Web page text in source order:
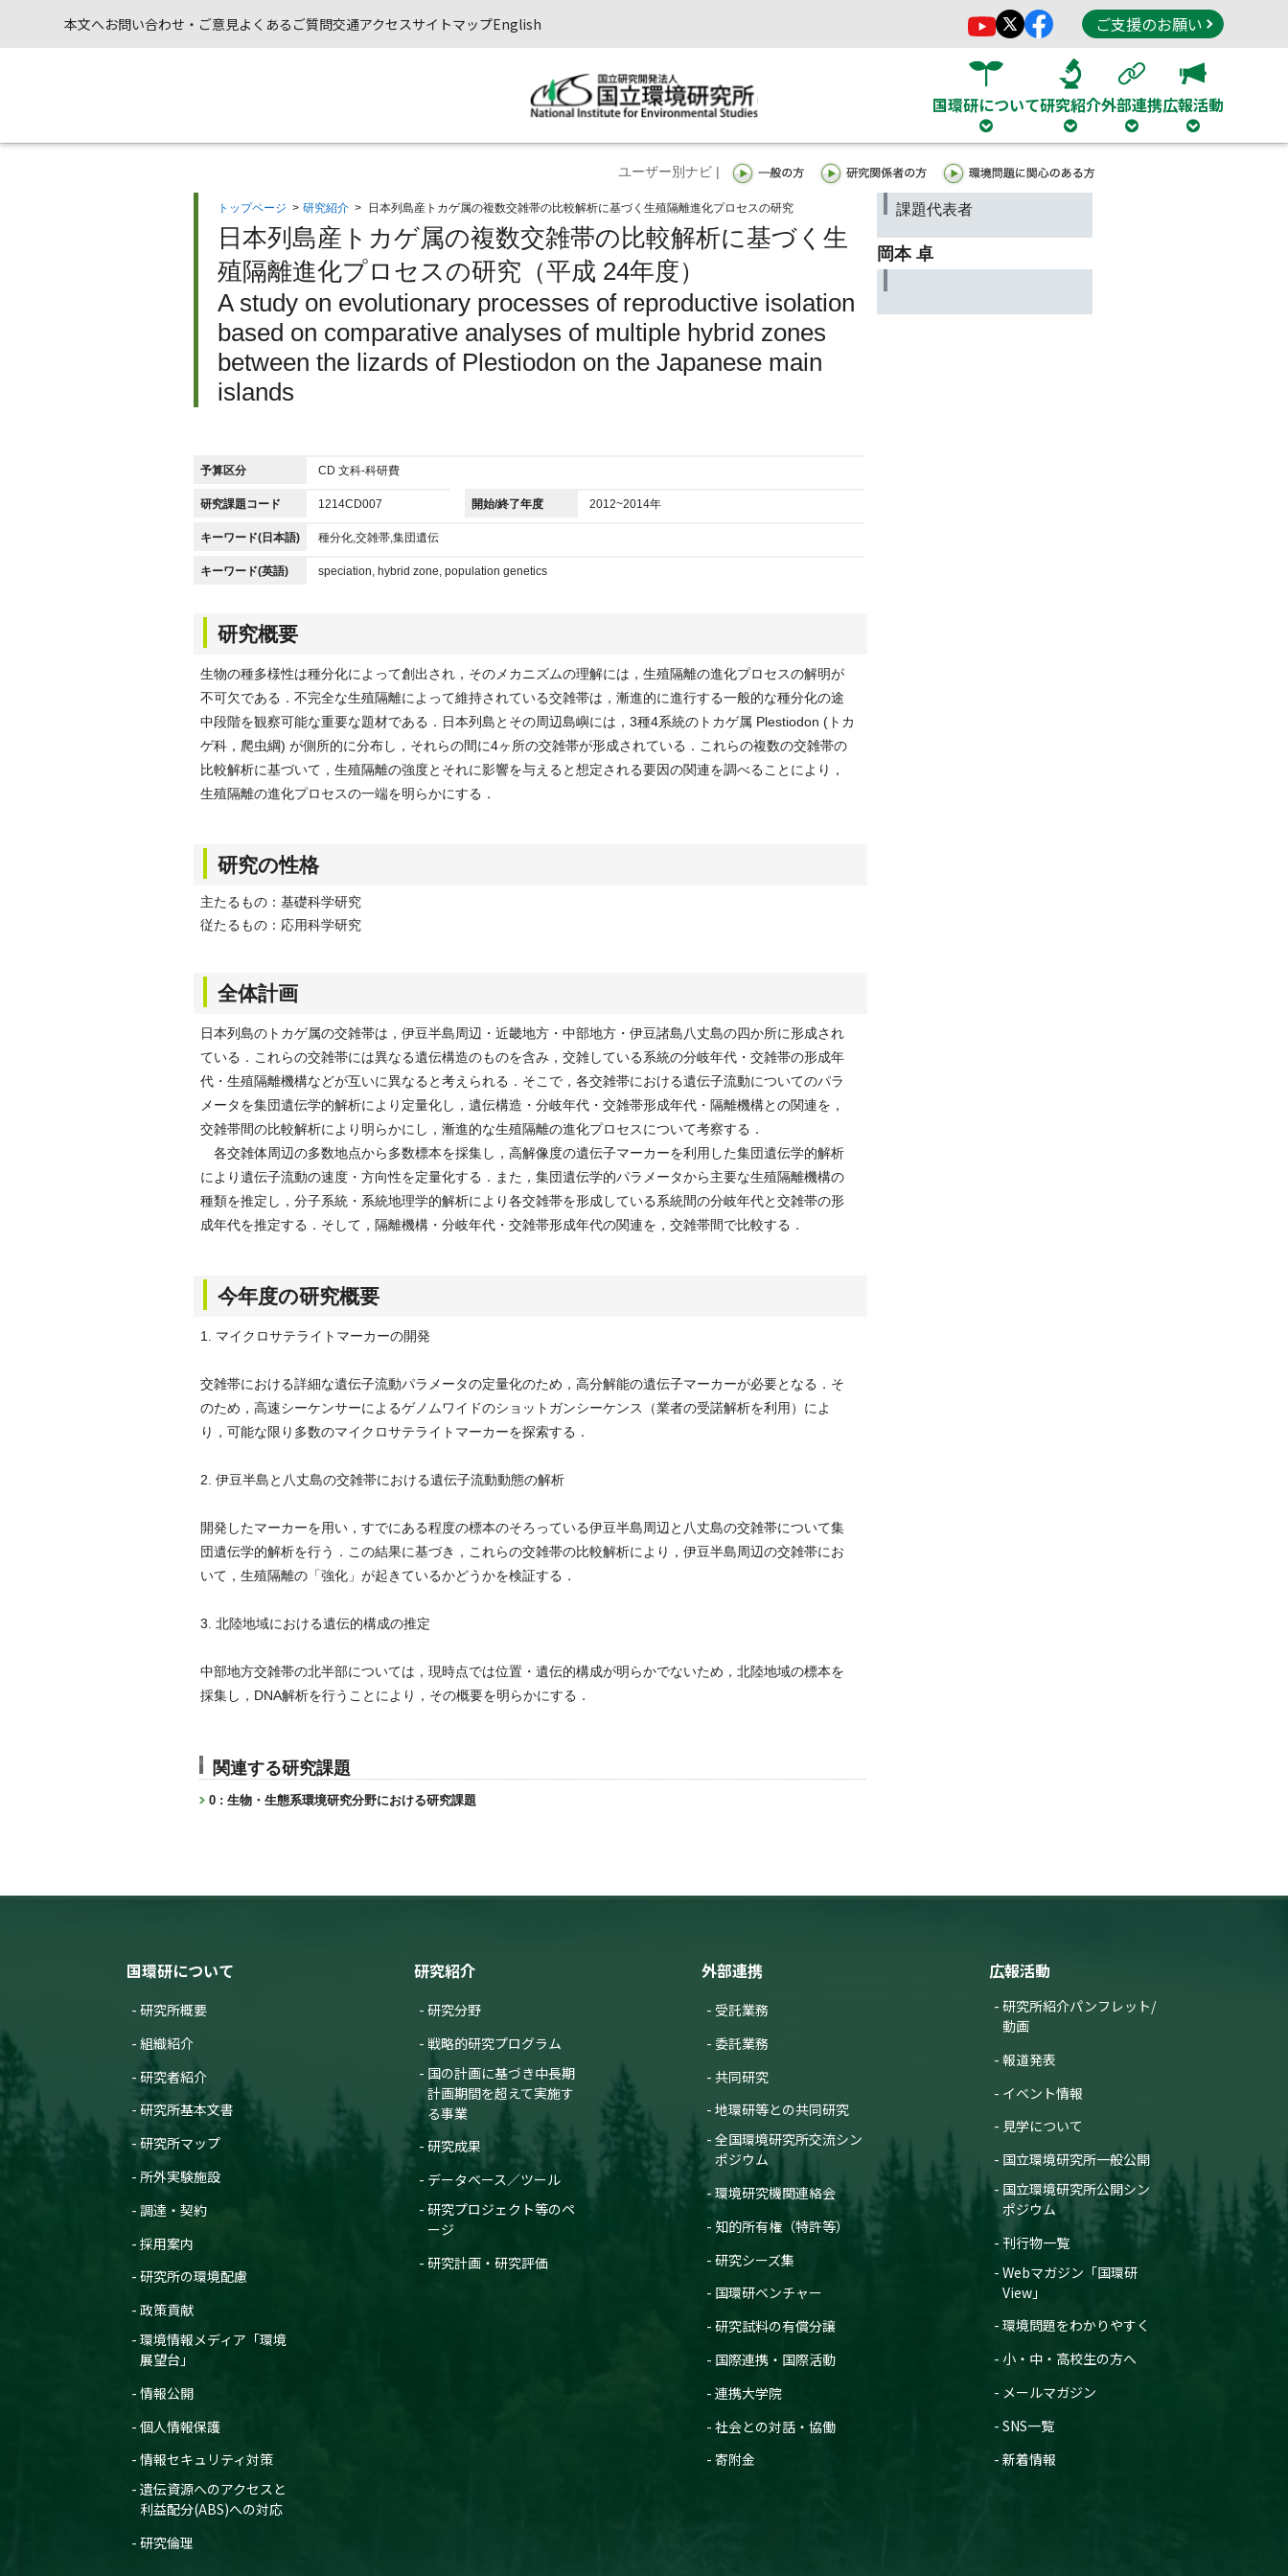
本文へお問い合わせ・ご意見よくあるご質問交通アクセスサイトマップEnglish ご支援のお願い
国環研について研究紹介外部連携広報活動
ユーザー別ナビ |
トップページ > 研究紹介 > 日本列島産トカゲ属の複数交雑帯の比較解析に基づく生殖隔離進化プロセスの研究
日本列島産トカゲ属の複数交雑帯の比較解析に基づく生
殖隔離進化プロセスの研究（平成 24年度）
A study on evolutionary processes of reproductive isolation
based on comparative analyses of multiple hybrid zones
between the lizards of Plestiodon on the Japanese main
islands
予算区分 CD 文科-科研費
研究課題コード 1214CD007 開始/終了年度 2012~2014年
キーワード(日本語) 種分化,交雑帯,集団遺伝
キーワード(英語) speciation, hybrid zone, population genetics
研究概要
生物の種多様性は種分化によって創出され，そのメカニズムの理解には，生殖隔離の進化プロセスの解明が
不可欠である．不完全な生殖隔離によって維持されている交雑帯は，漸進的に進行する一般的な種分化の途
中段階を観察可能な重要な題材である．日本列島とその周辺島嶼には，3種4系統のトカゲ属 Plestiodon (トカ
ゲ科，爬虫綱) が側所的に分布し，それらの間に4ヶ所の交雑帯が形成されている．これらの複数の交雑帯の
比較解析に基づいて，生殖隔離の強度とそれに影響を与えると想定される要因の関連を調べることにより，
生殖隔離の進化プロセスの一端を明らかにする．
研究の性格
主たるもの：基礎科学研究
従たるもの：応用科学研究
全体計画
日本列島のトカゲ属の交雑帯は，伊豆半島周辺・近畿地方・中部地方・伊豆諸島八丈島の四か所に形成され
ている．これらの交雑帯には異なる遺伝構造のものを含み，交雑している系統の分岐年代・交雑帯の形成年
代・生殖隔離機構などが互いに異なると考えられる．そこで，各交雑帯における遺伝子流動についてのパラ
メータを集団遺伝学的解析により定量化し，遺伝構造・分岐年代・交雑帯形成年代・隔離機構との関連を，
交雑帯間の比較解析により明らかにし，漸進的な生殖隔離の進化プロセスについて考察する．
各交雑体周辺の多数地点から多数標本を採集し，高解像度の遺伝子マーカーを利用した集団遺伝学的解析
により遺伝子流動の速度・方向性を定量化する．また，集団遺伝学的パラメータから主要な生殖隔離機構の
種類を推定し，分子系統・系統地理学的解析により各交雑帯を形成している系統間の分岐年代と交雑帯の形
成年代を推定する．そして，隔離機構・分岐年代・交雑帯形成年代の関連を，交雑帯間で比較する．
今年度の研究概要
1. マイクロサテライトマーカーの開発
交雑帯における詳細な遺伝子流動パラメータの定量化のため，高分解能の遺伝子マーカーが必要となる．そ
のため，高速シーケンサーによるゲノムワイドのショットガンシーケンス（業者の受諾解析を利用）によ
り，可能な限り多数のマイクロサテライトマーカーを探索する．
2. 伊豆半島と八丈島の交雑帯における遺伝子流動動態の解析
開発したマーカーを用い，すでにある程度の標本のそろっている伊豆半島周辺と八丈島の交雑帯について集
団遺伝学的解析を行う．この結果に基づき，これらの交雑帯の比較解析により，伊豆半島周辺の交雑帯にお
いて，生殖隔離の「強化」が起きているかどうかを検証する．
3. 北陸地域における遺伝的構成の推定
中部地方交雑帯の北半部については，現時点では位置・遺伝的構成が明らかでないため，北陸地域の標本を
採集し，DNA解析を行うことにより，その概要を明らかにする．
関連する研究課題
0 : 生物・生態系環境研究分野における研究課題
課題代表者
岡本 卓
国環研について
研究所概要
組織紹介
研究者紹介
研究所基本文書
研究所マップ
所外実験施設
調達・契約
採用案内
研究所の環境配慮
政策貢献
環境情報メディア「環境
展望台」
情報公開
個人情報保護
情報セキュリティ対策
遺伝資源へのアクセスと
利益配分(ABS)への対応
研究倫理
研究紹介
研究分野
戦略的研究プログラム
国の計画に基づき中長期
計画期間を超えて実施す
る事業
研究成果
データベース／ツール
研究プロジェクト等のペ
ージ
研究計画・研究評価
外部連携
受託業務
委託業務
共同研究
地環研等との共同研究
全国環境研究所交流シン
ポジウム
環境研究機関連絡会
知的所有権（特許等）
研究シーズ集
国環研ベンチャー
研究試料の有償分譲
国際連携・国際活動
連携大学院
社会との対話・協働
寄附金
広報活動
研究所紹介パンフレット/
動画
報道発表
イベント情報
見学について
国立環境研究所一般公開
国立環境研究所公開シン
ポジウム
刊行物一覧
Webマガジン「国環研
View」
環境問題をわかりやすく
小・中・高校生の方へ
メールマガジン
SNS一覧
新着情報